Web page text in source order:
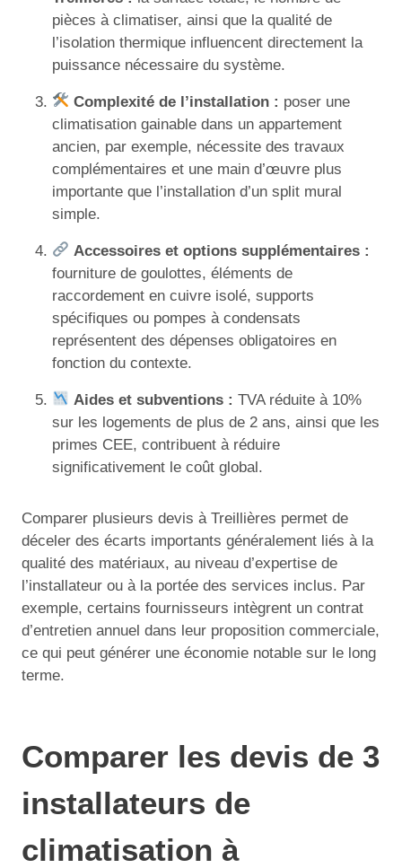
pièces à climatiser, ainsi que la qualité de
l’isolation thermique influencent directement la
puissance nécessaire du système.
Complexité de l’installation : poser une
climatisation gainable dans un appartement
ancien, par exemple, nécessite des travaux
complémentaires et une main d’œuvre plus
importante que l’installation d’un split mural
simple.
Accessoires et options supplémentaires :
fourniture de goulottes, éléments de
raccordement en cuivre isolé, supports
spécifiques ou pompes à condensats
représentent des dépenses obligatoires en
fonction du contexte.
Aides et subventions : TVA réduite à 10%
sur les logements de plus de 2 ans, ainsi que les
primes CEE, contribuent à réduire
significativement le coût global.
Comparer plusieurs devis à Treillières permet de
déceler des écarts importants généralement liés à la
qualité des matériaux, au niveau d’expertise de
l’installateur ou à la portée des services inclus. Par
exemple, certains fournisseurs intègrent un contrat
d’entretien annuel dans leur proposition commerciale,
ce qui peut générer une économie notable sur le long
terme.
Comparer les devis de 3
installateurs de
climatisation à